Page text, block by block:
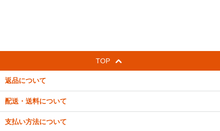
TOP
返品について
配送・送料について
支払い方法について